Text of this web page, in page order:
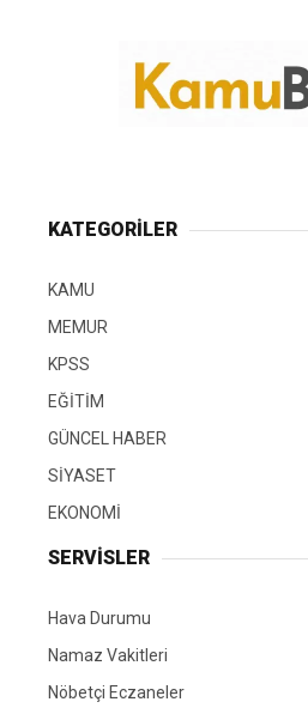
KATEGORİLER
KAMU
MEMUR
KPSS
EĞİTİM
GÜNCEL HABER
SİYASET
EKONOMİ
SERVİSLER
Hava Durumu
Namaz Vakitleri
Nöbetçi Eczaneler